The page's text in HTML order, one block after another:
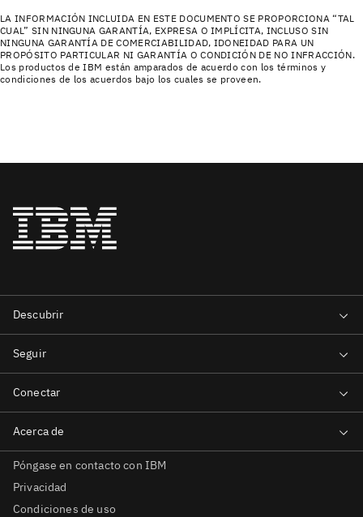
LA INFORMACIÓN INCLUIDA EN ESTE DOCUMENTO SE PROPORCIONA “TAL
CUAL” SIN NINGUNA GARANTÍA, EXPRESA O IMPLÍCITA, INCLUSO SIN
NINGUNA GARANTÍA DE COMERCIABILIDAD, IDONEIDAD PARA UN
PROPÓSITO PARTICULAR NI GARANTÍA O CONDICIÓN DE NO INFRACCIÓN.
Los productos de IBM están amparados de acuerdo con los términos y
condiciones de los acuerdos bajo los cuales se proveen.
Póngase en contacto con IBM
Privacidad
Condiciones de uso